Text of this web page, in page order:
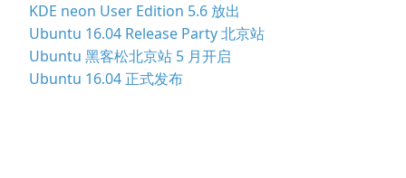
KDE neon User Edition 5.6 放出
Ubuntu 16.04 Release Party 北京站
Ubuntu 黑客松北京站 5 月开启
Ubuntu 16.04 正式发布